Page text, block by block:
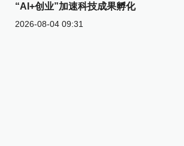
“AI+创业”加速科技成果孵化
2026-08-04 09:31